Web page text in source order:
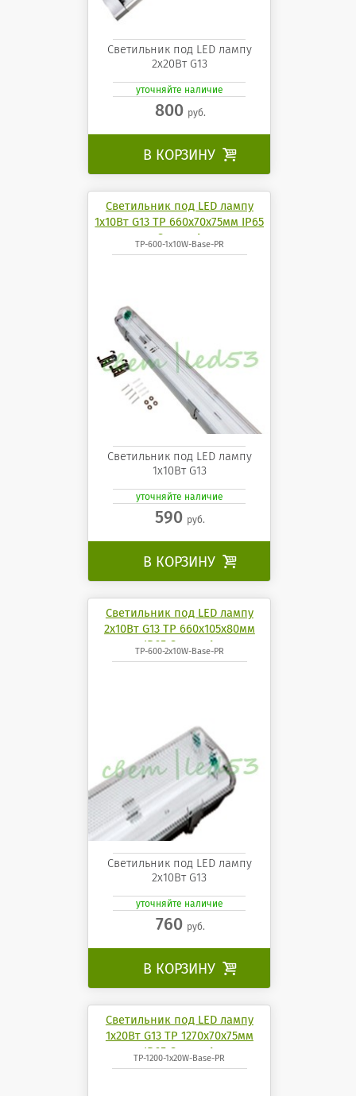
Светильник под LED лампу
2х20Вт G13
уточняйте наличие
800 руб.
В КОРЗИНУ 
Светильник под LED лампу
1х10Вт G13 TP 660х70х75мм IP65
СириусА
TP-600-1x10W-Base-PR
Светильник под LED лампу
1х10Вт G13
уточняйте наличие
590 руб.
В КОРЗИНУ 
Светильник под LED лампу
2х10Вт G13 TP 660х105х80мм
IP65 СириусА
TP-600-2x10W-Base-PR
Светильник под LED лампу
2х10Вт G13
уточняйте наличие
760 руб.
В КОРЗИНУ 
Светильник под LED лампу
1х20Вт G13 TP 1270х70х75мм
IP65 СириусА
TP-1200-1x20W-Base-PR